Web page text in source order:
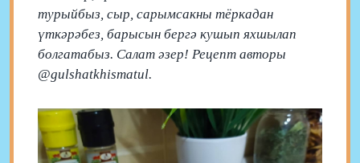
турыйбыз, сыр, сарымсакны тёркадан
үткәрәбез, барысын бергә кушып яхшылап
болгатабыз. Салат әзер! Рецепт авторы
@gulshatkhismatul.